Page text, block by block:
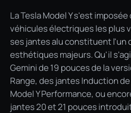
La Tesla Model Y s'est
véhicules électriques les plus
ses jantes alu constituent l'un
esthétiques majeurs. Qu'il
Gemini de 19 pouces de la
Range, des jantes Induction
Model Y Performance, ou
jantes 20 et 21 pouces